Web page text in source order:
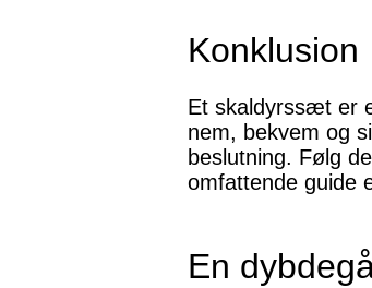
Konklusion
Et skaldyrssæt er
nem, bekvem og
beslutning. Følg
omfattende guide
En